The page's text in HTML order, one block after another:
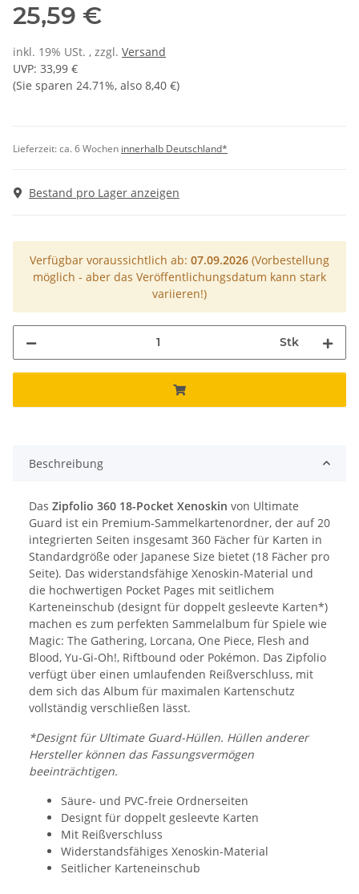
25,59 €
inkl. 19% USt. , zzgl. Versand
UVP: 33,99 €
(Sie sparen 24.71%, also 8,40 €)
Lieferzeit:ca. 6 Wochen innerhalb Deutschland*
Bestand pro Lager anzeigen
Verfügbar voraussichtlich ab: 07.09.2026 (Vorbestellung
möglich - aber das Veröffentlichungsdatum kann stark
variieren!)
Stk
Beschreibung
Das Zipfolio 360 18-Pocket Xenoskin von Ultimate
Guard ist ein Premium-Sammelkartenordner, der auf 20
integrierten Seiten insgesamt 360 Fächer für Karten in
Standardgröße oder Japanese Size bietet (18 Fächer pro
Seite). Das widerstandsfähige Xenoskin-Material und
die hochwertigen Pocket Pages mit seitlichem
Karteneinschub (designt für doppelt gesleevte Karten*)
machen es zum perfekten Sammelalbum für Spiele wie
Magic: The Gathering, Lorcana, One Piece, Flesh and
Blood, Yu-Gi-Oh!, Riftbound oder Pokémon. Das Zipfolio
verfügt über einen umlaufenden Reißverschluss, mit
dem sich das Album für maximalen Kartenschutz
vollständig verschließen lässt.
*Designt für Ultimate Guard-Hüllen. Hüllen anderer
Hersteller können das Fassungsvermögen
beeinträchtigen.
Säure- und PVC-freie Ordnerseiten
Designt für doppelt gesleevte Karten
Mit Reißverschluss
Widerstandsfähiges Xenoskin-Material
Seitlicher Karteneinschub